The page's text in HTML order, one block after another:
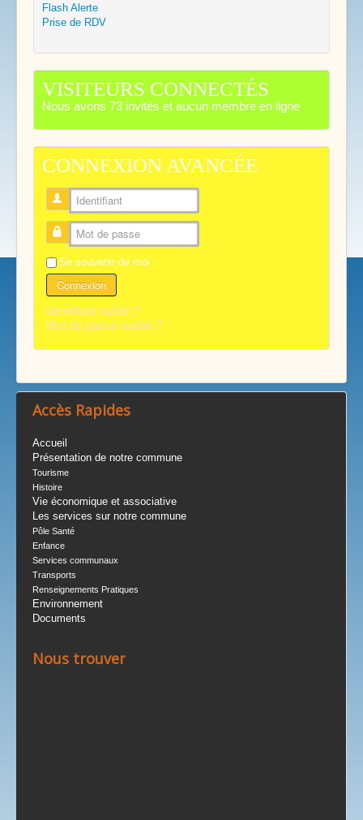
Flash Alerte
Prise de RDV
VISITEURS CONNECTÉS
Nous avons 73 invités et aucun membre en ligne
CONNEXION AVANCÉE
Identifiant
Mot de passe
Se souvenir de moi
Connexion
Identifiant oublié ?
Mot de passe oublié ?
Accès Rapides
Accueil
Présentation de notre commune
Tourisme
Histoire
Vie économique et associative
Les services sur notre commune
Pôle Santé
Enfance
Services communaux
Transports
Renseignements Pratiques
Environnement
Documents
Nous trouver